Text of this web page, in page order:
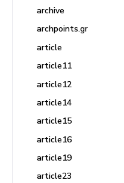
archive
archpoints.gr
article
article11
article12
article14
article15
article16
article19
article23